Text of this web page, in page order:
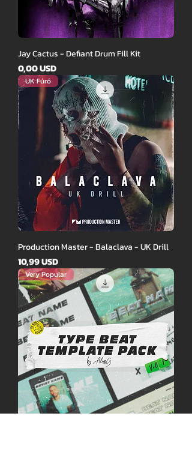
Jay Cactus - Defiant Drum Fill Kit
Ár
0,00 USD
UK Fúró
Production Master - Balaclava - UK Drill
Ár
10,99 USD
Very Popular